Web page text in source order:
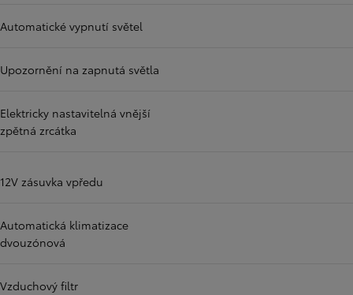
Automatické vypnutí světel
Upozornění na zapnutá světla
Elektricky nastavitelná vnější
zpětná zrcátka
12V zásuvka vpředu
Automatická klimatizace
dvouzónová
Vzduchový filtr